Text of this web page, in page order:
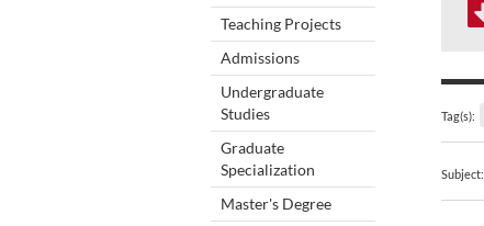
Teaching Projects
Admissions
Undergraduate
Studies
Graduate
Specialization
Master's Degree
Tag(s):
Subject: